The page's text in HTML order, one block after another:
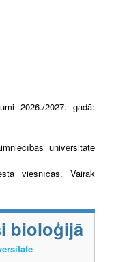
2026./2027. gadā:
universitāte
viesnīcas. Vairāk
bioloģijā